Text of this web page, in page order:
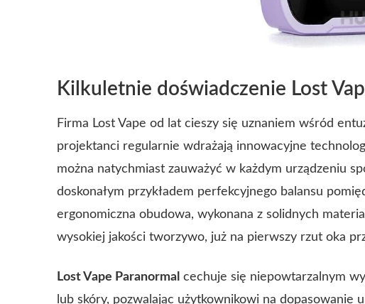
Kilkuletnie doświadczenie Lost
Firma Lost Vape od lat cieszy się uznaniem wśród
projektanci regularnie wdrażają innowacyjne
można natychmiast zauważyć w każdym urządzeniu
doskonałym przykładem perfekcyjnego balansu
ergonomiczna obudowa, wykonana z solidnych
wysokiej jakości tworzywo, już na pierwszy rzut oka
Lost Vape Paranormal cechuje się niepowtarzalnym
lub skóry, pozwalając użytkownikowi na dopasowanie